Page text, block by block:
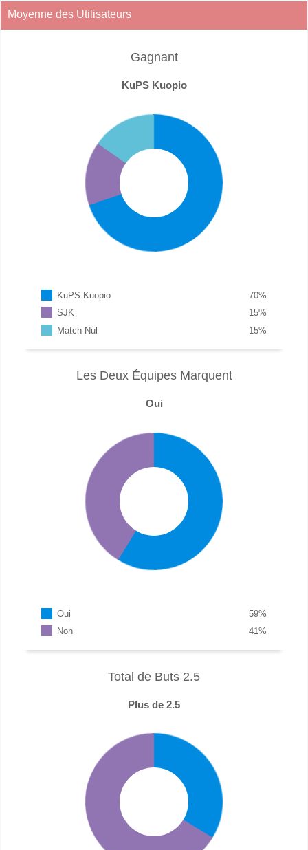
Moyenne des Utilisateurs
Gagnant
KuPS Kuopio
KuPS Kuopio %
70
SJK
%
15
Match Nul
%
15
Les Deux Équipes Marquent
Oui
Oui %
59
Non
%
41
Total de Buts 2.5
Plus de 2.5